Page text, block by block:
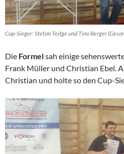
Cup-Sieger: Stefan Teitge und Tino Berger
Die Formelsah einige
Frank Müller und Christian Ebel.
Christian und holte so den Cup-